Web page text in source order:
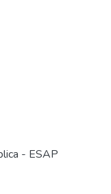
- ESAP